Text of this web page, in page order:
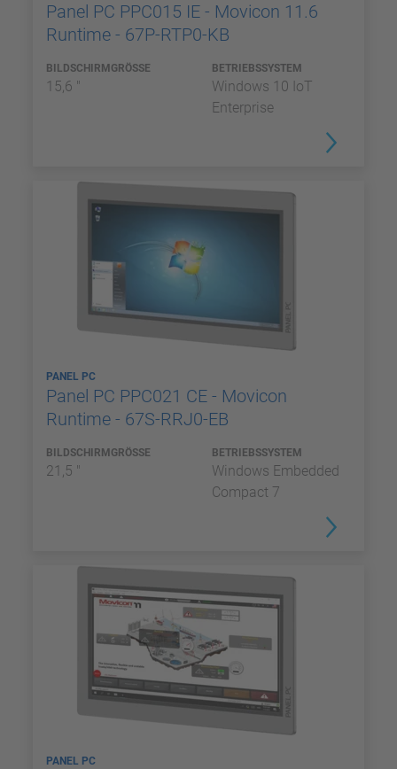
Panel PC PPC015 IE - Movicon 11.6
Runtime - 67P-RTP0-KB
BILDSCHIRMGRÖSSE
15,6 "
BETRIEBSSYSTEM
Windows 10 IoT
Enterprise
PANEL PC
Panel PC PPC021 CE - Movicon
Runtime - 67S-RRJ0-EB
BILDSCHIRMGRÖSSE
21,5 "
BETRIEBSSYSTEM
Windows Embedded
Compact 7
PANEL PC